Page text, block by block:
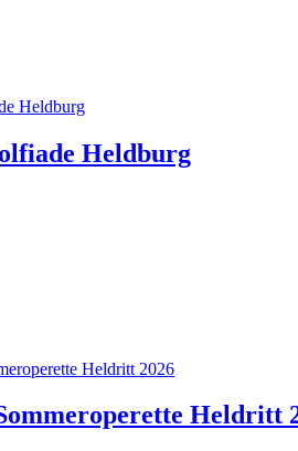
Heldburg
Heldritt